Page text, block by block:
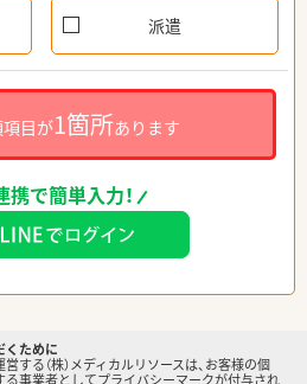
派遣
目が1箇所あります
携で簡単入力！
くために
する（株）メディカルリソースは、お客様の個
る事業者としてプライバシーマークが付与され